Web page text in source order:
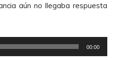
aún no llegaba respuesta
00:00